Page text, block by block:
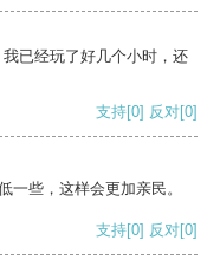
已经玩了好几个小时，还
支持[0] 反对[0]
一些，这样会更加亲民。
支持[0] 反对[0]